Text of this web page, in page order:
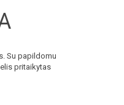
Su papildomu
pritaikytas